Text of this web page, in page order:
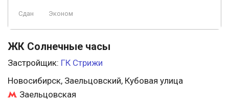
Сдан Эконом
ЖК Солнечные часы
Застройщик: ГК Стрижи
Новосибирск, Заельцовский, Кубовая улица
Заельцовская